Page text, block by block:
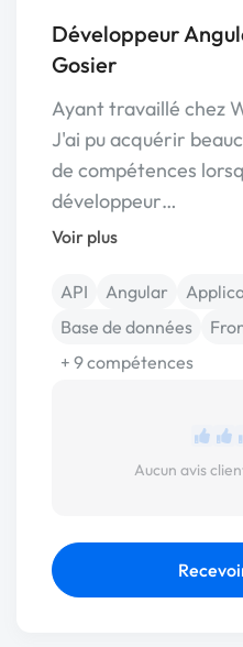
Développeur
Gosier
Ayant travaillé chez
J'ai pu acquérir
de compétences
développeur…
Voir plus
API Angular
Base de données
+ 9 compétences
Aucun avis